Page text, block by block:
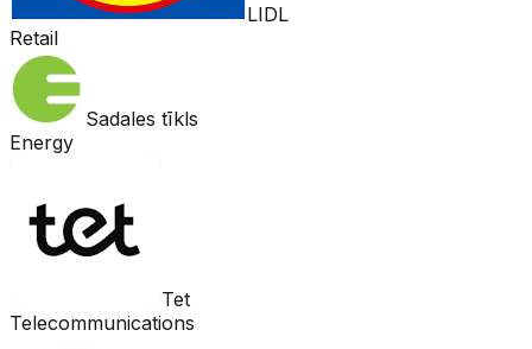
LIDL
Retail
Sadales tīkls
Energy
Tet
Telecommunications